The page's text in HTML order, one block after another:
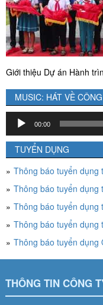
Giới thiệu Dự án Hành
MUSIC: HÁT VỀ
Trình
chơi
Audio
00:00
TUYỂN DỤNG
Thông báo tuyển dụng
Thông báo tuyển dụng
Thông báo tuyển dụng
Thông báo tuyển dụng
Thông báo tuyển dụng
THÔNG TIN CÔNG